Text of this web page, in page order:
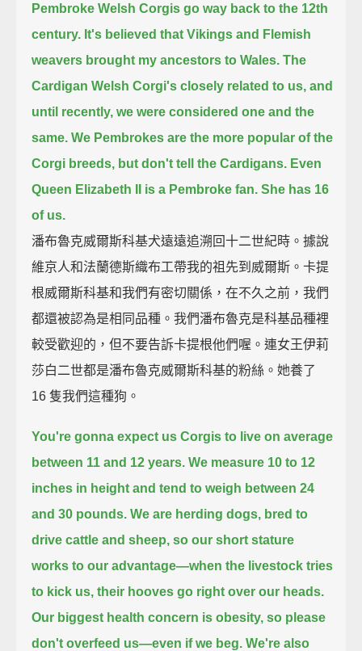
Pembroke Welsh Corgis go way back to the 12th
century. It's believed that Vikings and Flemish
weavers brought my ancestors to Wales. The
Cardigan Welsh Corgi's closely related to us, and
until recently, we were considered one and the
same. We Pembrokes are the more popular of the
Corgi breeds, but don't tell the Cardigans. Even
Queen Elizabeth II is a Pembroke fan. She has 16
of us.
潘布魯克威爾斯科基犬遠遠追溯回十二世紀時。據說
維京人和法蘭德斯織布工帶我的祖先到威爾斯。卡提
根威爾斯科基和我們有密切關係，在不久之前，我們
都還被認為是相同品種。我們潘布魯克是科基品種裡
較受歡迎的，但不要告訴卡提根他們喔。連女王伊莉
莎白二世都是潘布魯克威爾斯科基的粉絲。她養了
16 隻我們這種狗。
You're gonna expect us Corgis to live on average
between 11 and 12 years. We measure 10 to 12
inches in height and tend to weigh between 24
and 30 pounds. We are herding dogs, bred to
drive cattle and sheep, so our short stature
works to our advantage—when the livestock tries
to kick us, their hooves go right over our heads.
Our biggest health concern is obesity, so please
don't overfeed us—even if we beg. We're also